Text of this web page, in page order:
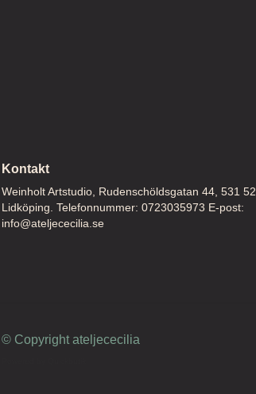
Kontakt
Weinholt Artstudio, Rudenschöldsgatan 44, 531 52
Lidköping. Telefonnummer: 0723035973 E-post:
info@ateljececilia.se
© Copyright ateljececilia